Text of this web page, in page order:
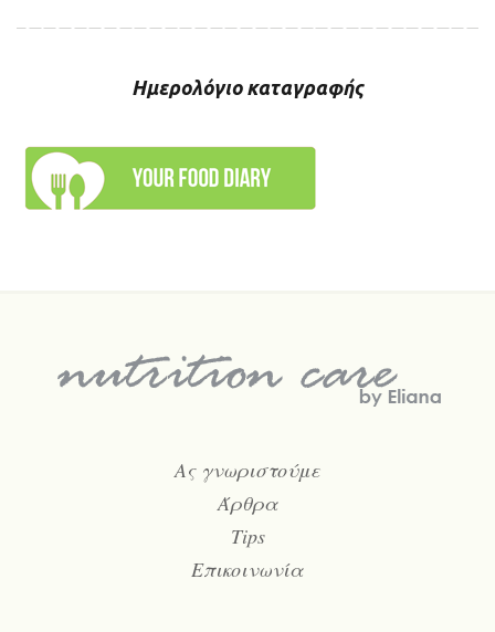
Ημερολόγιο καταγραφής
Ας γνωριστούμε
Άρθρα
Tips
Επικοινωνία